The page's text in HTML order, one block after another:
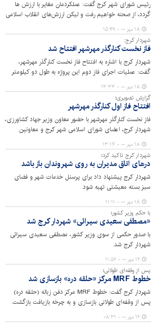
رئیس شورای شهر کرج گفت: عملکردمان مغایر با ارزش ها
گردد، از صحنه خواهیم رفت و لیکن ارزش‌های انقلاب اسلامی
همواره ماندگار خواهند ماند.
۱۸ مهر ۰۰ - ۱۵:۴۹
شهردار کرج:
فاز نخست کنارگذر مهرشهر افتتاح شد
شهردار کرج با اشاره به افتتاح فاز نخست کنارگذر مهرشهر،
گفت: عملیات اجرای فاز دوم این پروژه به طول دو کیلومتر
آغاز شده است.
۱۸ مهر ۰۰ - ۱۳:۳۳
گزارش تصویری؛
افتتاح فاز اول کنارگذر مهرشهر
فاز نخست کنارگذر مهرشهر با حضور معاون وزیر جهاد کشاورزی،
شهردار کرج، اعضای شورای اسلامی شهر کرج و معاونین
افتتاح شد.
۱۸ مهر ۰۰ - ۱۳:۱۷
شهردار کرج تاکید کرد؛
درهای اتاق مدیران به روی شهروندان باز باشد
شهردار کرج پیشنهاد داد برای پرسنل خدمات شهر و فضای
سبز بسته معیشتی تهیه شود.
۱۸ مهر ۰۰ - ۱۱:۱۱
با حکم وزیر کشور؛
«مصطفی سعیدی سیرائی» شهردار کرج شد
با صدور حکمی از سوی وزیر کشور، مصطفی سعیدی سیرائی
شهردار کرج شد.
۱۲ مهر ۰۰ - ۱۱:۵۶
پس از وقفه‌ای طولانی؛
خطوط MRF مرکز «حلقه دره» بازسازی شد
شهردار کرج گفت: خطوط MRF مرکز دفن زباله (حلقه دره)
پس از وقفه‌ای طولانی بازسازی و به چرخه بازیافت بازگشت.
۱۲ مهر ۰۰ - ۰۸:۳۱